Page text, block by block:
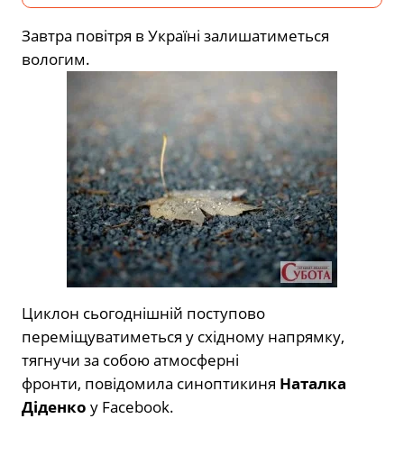
Завтра повітря в Україні залишатиметься
вологим.
Циклон сьогоднішній поступово
переміщуватиметься у східному напрямку,
тягнучи за собою атмосферні
фронти, повідомила синоптикиня Наталка
Діденко у Facebook.